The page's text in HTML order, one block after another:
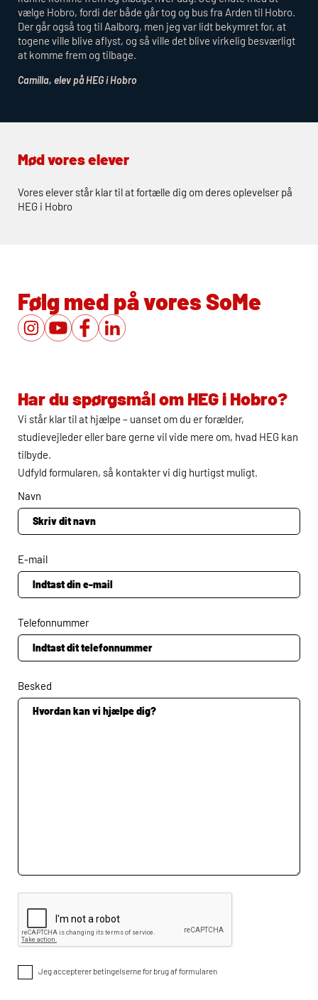
Mød vores elever
Vores elever står klar til at fortælle dig om deres oplevelser på
HEG i Hobro
vælge Hobro, fordi der både går tog og bus fra Arden til Hobro.
Der går også tog til Aalborg, men jeg var lidt bekymret for, at
togene ville blive aflyst, og så ville det blive virkelig besværligt
at komme frem og tilbage.
Camilla, elev påHEGi Hobro
Følg med på vores SoMe
Har du spørgsmål om HEGi Hobro?
Vi står klar til at hjælpe – uanset om du er forælder,
studievejleder eller bare gerne vil vide mere om, hvad HEG kan
tilbyde.
Udfyld formularen, så kontakter vi dig hurtigst muligt.
Navn
E-mail
Telefonnummer
Besked
Jeg accepterer betingelserne for brug af formularen